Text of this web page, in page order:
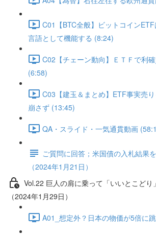
C01【BTC全般】ビットコイン
言語として機能する (8:24)
C02【チェーン動向】ＥＴＦで利
(6:58)
C03【建玉＆まとめ】ETF事実売
崩さず (13:45)
QA・スライド・一気通貫動画
ご質問に回答；米国債の入札結果
（2024年1月21日）
Vol.22 巨人の肩に乗って「いいとこどり
（2024年1月29日）
A01_想定外？日本の物価が5倍に